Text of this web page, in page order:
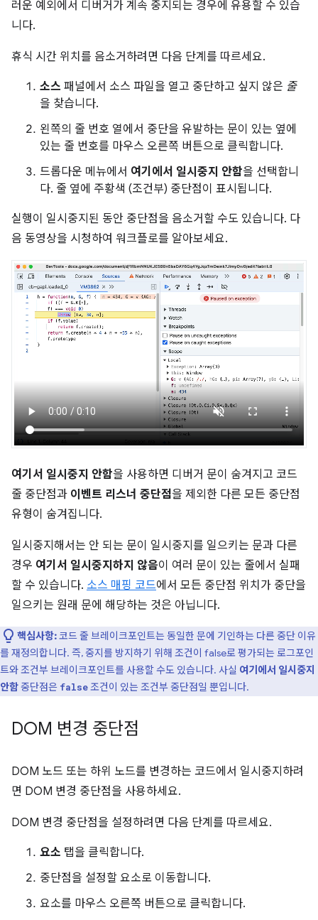
러운 예외에서 디버거가 계속 중지되는 경우에 유용할 수 있습
니다.
휴식 시간 위치를 음소거하려면 다음 단계를 따르세요.
소스 패널에서 소스 파일을 열고 중단하고 싶지 않은 줄
을 찾습니다.
왼쪽의 줄 번호 열에서 중단을 유발하는 문이 있는 옆에
있는 줄 번호를 마우스 오른쪽 버튼으로 클릭합니다.
드롭다운 메뉴에서 여기에서 일시중지 안함을 선택합니
다. 줄 옆에 주황색 (조건부) 중단점이 표시됩니다.
실행이 일시중지된 동안 중단점을 음소거할 수도 있습니다. 다
음 동영상을 시청하여 워크플로를 알아보세요.
여기서 일시중지 안함을 사용하면 디버거 문이 숨겨지고 코드
줄 중단점과 이벤트 리스너 중단점을 제외한 다른 모든 중단점
유형이 숨겨집니다.
일시중지해서는 안 되는 문이 일시중지를 일으키는 문과 다른
경우 여기서 일시중지하지 않음이 여러 문이 있는 줄에서 실패
할 수 있습니다. 소스 매핑 코드에서 모든 중단점 위치가 중단을
일으키는 원래 문에 해당하는 것은 아닙니다.
핵심사항:코드 줄 브레이크포인트는 동일한 문에 기인하는 다른 중단 이유
를 재정의합니다. 즉, 중지를 방지하기 위해 조건이 false로 평가되는 로그포인
트와 조건부 브레이크포인트를 사용할 수도 있습니다. 사실 여기에서 일시중지
안함중단점은 false조건이 있는 조건부 중단점일 뿐입니다.
DOM 변경 중단점
DOM 노드 또는 하위 노드를 변경하는 코드에서 일시중지하려
면 DOM 변경 중단점을 사용하세요.
DOM 변경 중단점을 설정하려면 다음 단계를 따르세요.
요소 탭을 클릭합니다.
중단점을 설정할 요소로 이동합니다.
요소를 마우스 오른쪽 버튼으로 클릭합니다.